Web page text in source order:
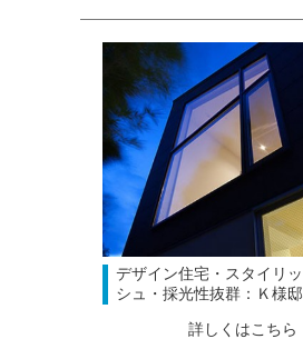
デザイン住宅・スタイリッ
シュ・採光性抜群：Ｋ様邸
詳しくはこちら